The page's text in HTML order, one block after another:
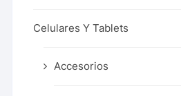
Celulares Y Tablets
Accesorios